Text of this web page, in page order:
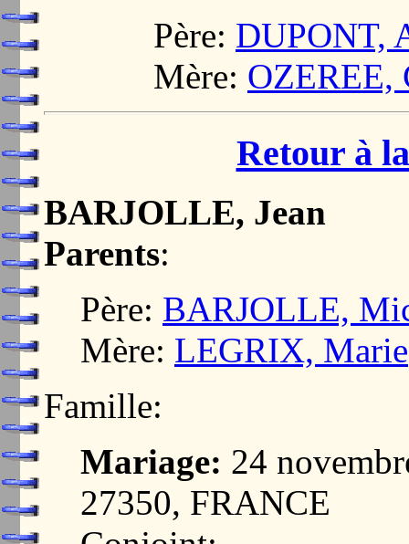
Père: DUPONT,
Mère: OZEREE,
Retour à
BARJOLLE, Jean
Parents:
Père: BARJOLLE,
Mère: LEGRIX, Marie
Famille:
Mariage: 24
27350, FRANCE